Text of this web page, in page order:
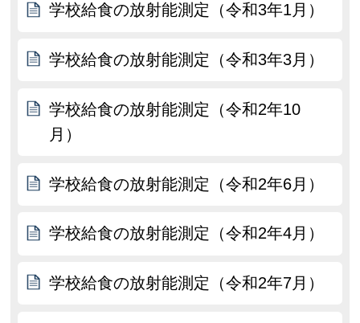
学校給食の放射能測定（令和3年1月）
学校給食の放射能測定（令和3年3月）
学校給食の放射能測定（令和2年10
月）
学校給食の放射能測定（令和2年6月）
学校給食の放射能測定（令和2年4月）
学校給食の放射能測定（令和2年7月）